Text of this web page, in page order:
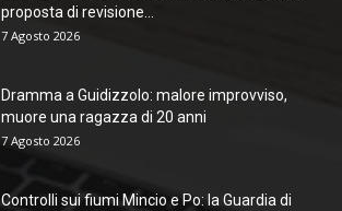
proposta di revisione...
7 Agosto 2026
Dramma a Guidizzolo: malore improvviso,
muore una ragazza di 20 anni
7 Agosto 2026
Controlli sui fiumi Mincio e Po: la Guardia di